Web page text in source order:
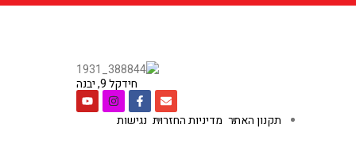
חידקל 9, יבנה
תקנון האתר מדיניות החזרות נגישות